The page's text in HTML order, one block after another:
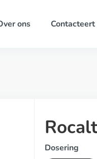
ons Contacteert
Dosering